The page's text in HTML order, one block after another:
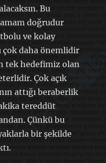
Bu
doğrudur
ve kolay
çok daha önemlidir
tek hedefimiz olan
Çok açık
attığı beraberlik
tereddüt
Çünkü bu
bir şekilde